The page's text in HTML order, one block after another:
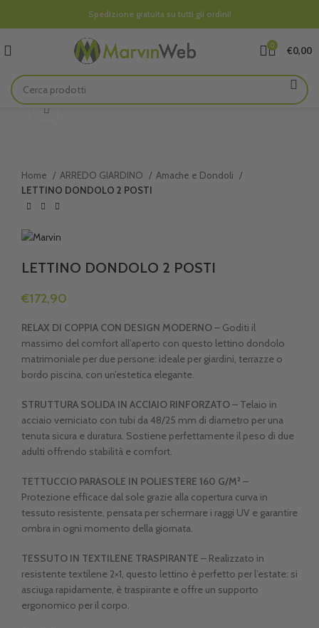
Spedizione gratuita su tutti gli ordini!
0 €0,00
Home ARREDO GIARDINO
Amache e Dondoli
LETTINO DONDOLO 2 POSTI
LETTINO DONDOLO 2 POSTI
€172,90
RELAX DI COPPIA CON DESIGN MODERNO– Goditi il
massimo del comfort all’aperto con questo lettino dondolo
matrimoniale per due persone: ideale per giardini, terrazze o
bordo piscina, con un’estetica elegante.
STRUTTURA SOLIDA IN ACCIAIO RINFORZATO– Telaio in
acciaio verniciato con tubi da 48/25 mm di diametro per una
tenuta sicura e duratura. Sostiene perfettamente il peso di due
adulti offrendo stabilità e comfort.
TETTUCCIO PARASOLE IN POLIESTERE 160 G/M² –
Protezione efficace dal sole grazie alla copertura curva in
tessuto resistente, pensata per schermare i raggi UV e garantire
ombra in ogni momento della giornata.
TESSUTO IN TEXTILENE TRASPIRANTE – Realizzato in
resistente textilene 2×1, questo lettino è perfetto per l’estate: si
asciuga rapidamente, è traspirante e offre un supporto
ergonomico per il corpo.